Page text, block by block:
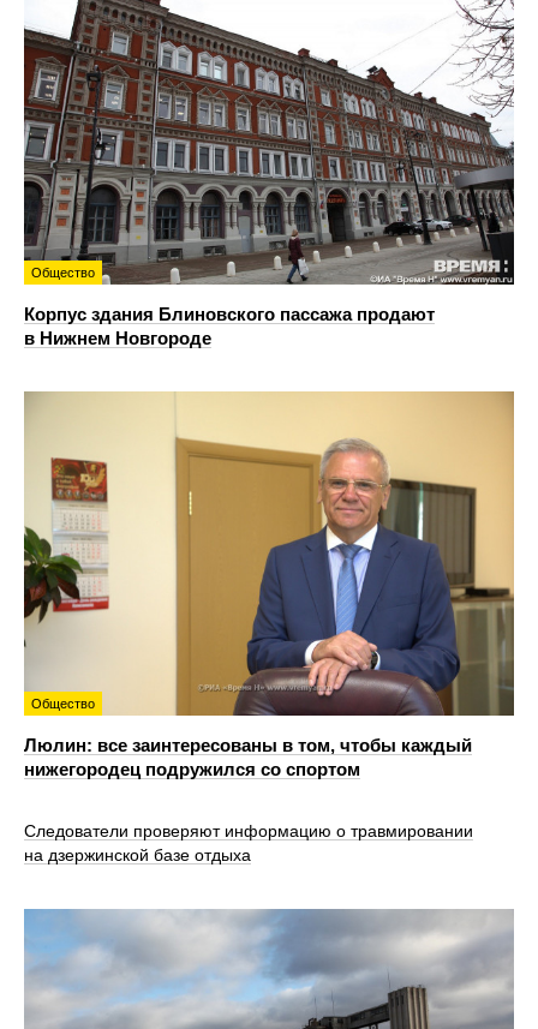
Общество
Корпус здания Блиновского пассажа продают
в Нижнем Новгороде
Общество
Люлин: все заинтересованы в том, чтобы каждый
нижегородец подружился со спортом
Следователи проверяют информацию о травмировании
на дзержинской базе отдыха